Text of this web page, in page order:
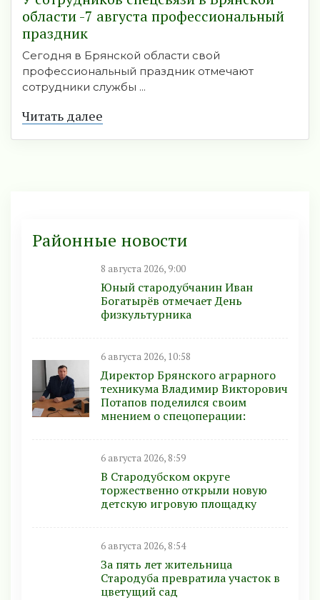
области -7 августа профессиональный
праздник
Сегодня в Брянской области свой
профессиональный праздник отмечают
сотрудники службы ...
Читать далее
Районные новости
8 августа 2026, 9:00
Юный стародубчанин Иван
Богатырёв отмечает День
физкультурника
6 августа 2026, 10:58
Директор Брянского аграрного
техникума Владимир Викторович
Потапов поделился своим
мнением о спецоперации:
6 августа 2026, 8:59
В Стародубском округе
торжественно открыли новую
детскую игровую площадку
6 августа 2026, 8:54
За пять лет жительница
Стародуба превратила участок в
цветущий сад